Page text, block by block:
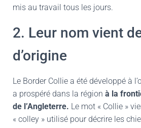
mis au travail tous les jours.
2. Leur nom vient
d’origine
Le Border Collie a été développé à
a prospéré dans la région à la
de l’Angleterre. Le mot « Collie »
« colley » utilisé pour décrire les